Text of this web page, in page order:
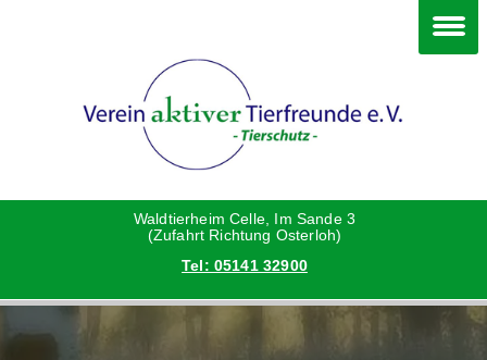
Waldtierheim Celle, Im Sande 3
(Zufahrt Richtung Osterloh)
Tel: 05141 32900
Katzen
Danke an die Helfer
Vorstand
Satzung